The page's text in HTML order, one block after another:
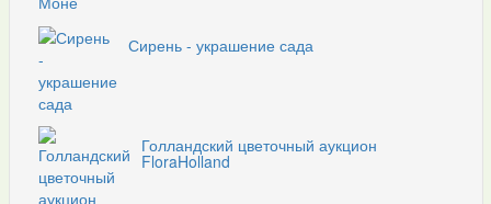
Сирень - украшение сада
Голландский цветочный аукцион
FloraHolland